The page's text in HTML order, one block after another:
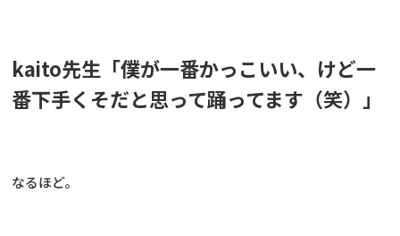
kaito先生「僕が一番かっこいい、けど一
番下手くそだと思って踊ってます（笑）」
なるほど。